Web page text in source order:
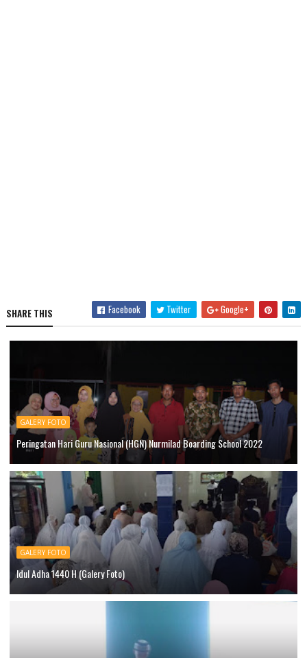
SHARE THIS Facebook Twitter Google+
GALERY FOTO
Peringatan Hari Guru Nasional (HGN) Nurmilad Boarding School 2022
GALERY FOTO
Idul Adha 1440 H (Galery Foto)